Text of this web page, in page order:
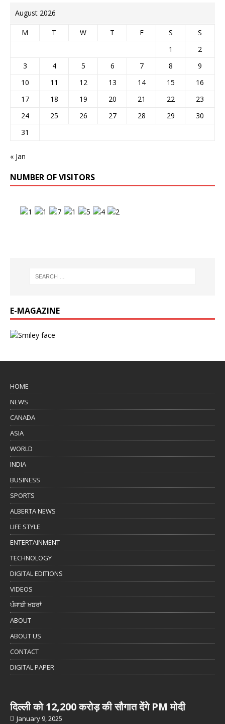
August 2026
M T W T F S
S
1
2
3
4 5 6 7 8
9
10
11 12 13 14 15
16
17
18 19 20 21 22
23
24
25 26 27 28 29
30
31
« Jan
NUMBER OF VISITORS
E-MAGAZINE
HOME
NEWS
CANADA
ASIA
WORLD
INDIA
BUSINESS
SPORTS
ALBERTA NEWS
LIFE STYLE
ENTERTAINMENT
TECHNOLOGY
DIGITAL EDITIONS
VIDEOS
ਪੰਜਾਬੀ ਖ਼ਬਰਾਂ
ABOUT
ABOUT US
CONTACT
DIGITAL PAPER
दिल्ली को 12,200 करोड़ की सौगात देंगे PM मोदी
January 9, 2025